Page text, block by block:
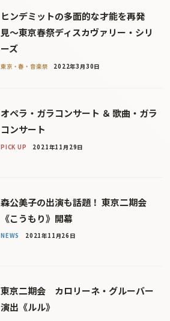
ヒンデミットの多面的な才能を再発
見〜東京春祭ディスカヴァリー・シリ
ーズ
東京・春・音楽祭 2022年3月30日
オペラ・ガラコンサート ＆ 歌曲・ガラ
コンサート
PICK UP 2021年11月29日
森公美子の出演も話題！ 東京二期会
《こうもり》開幕
NEWS 2021年11月26日
東京二期会 カロリーネ・グルーバー
演出《ルル》